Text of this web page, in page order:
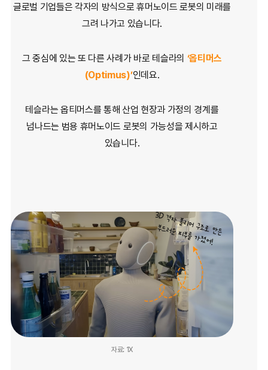
글로벌 기업들은 각자의 방식으로휴머노이드 로봇의 미래를
그려 나가고 있습니다.
그 중심에 있는 또 다른 사례가 바로 테슬라의 ‘옵티머스
(Optimus)’인데요.
테슬라는 옵티머스를 통해 산업 현장과 가정의 경계를
넘나드는 범용 휴머노이드 로봇의 가능성을 제시하고
있습니다.
자료: 1X